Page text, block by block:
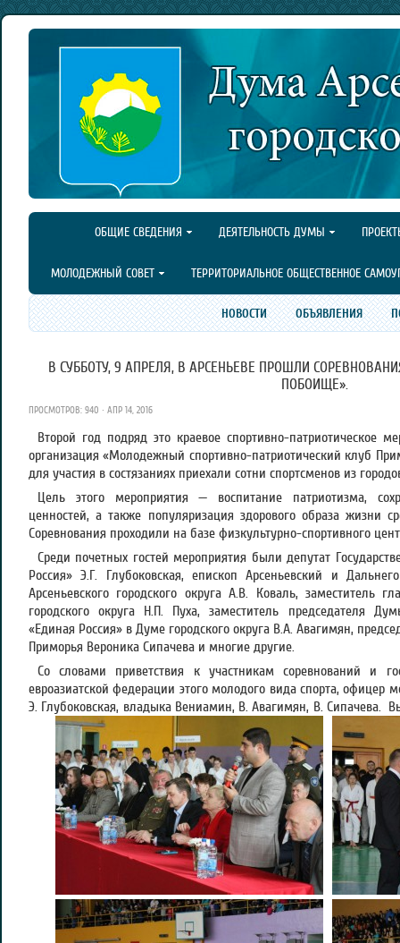
ОБЩИЕ СВЕДЕНИЯ ДЕЯТЕЛЬНОСТЬ ДУМЫ
МОЛОДЕЖНЫЙ СОВЕТ ТЕРРИТОРИАЛЬНОЕ ОБЩЕСТВЕННОЕ
НОВОСТИ ОБЪЯВЛЕНИЯ
В СУББОТУ, 9 АПРЕЛЯ, В АРСЕНЬЕВЕ ПРОШЛИ
ПОБОИЩЕ».
ПРОСМОТРОВ: 940 · АПР 14, 2016
Второй год подряд это краевое спортивно-патриотическое
организация «Молодежный спортивно-патриотический клуб
для участия в состязаниях приехали сотни спортсменов из
Цель этого мероприятия — воспитание патриотизма,
ценностей, а также популяризация здорового образа жизни
Соревнования проходили на базе физкультурно-спортивного
Среди почетных гостей мероприятия были депутат
Россия» Э.Г. Глубоковская, епископ Арсеньевский и
Арсеньевского городского округа А.В. Коваль, заместитель
городского округа Н.П. Пуха, заместитель председателя
«Единая Россия» в Думе городского округа В.А. Авагимян,
Приморья Вероника Сипачева и многие другие.
Со словами приветствия к участникам соревнований и
евроазиатской федерации этого молодого вида спорта, офицер
Э. Глубоковская, владыка Вениамин, В. Авагимян, В. Сипачева.